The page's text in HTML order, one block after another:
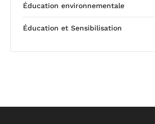
Éducation environnementale
Éducation et Sensibilisation